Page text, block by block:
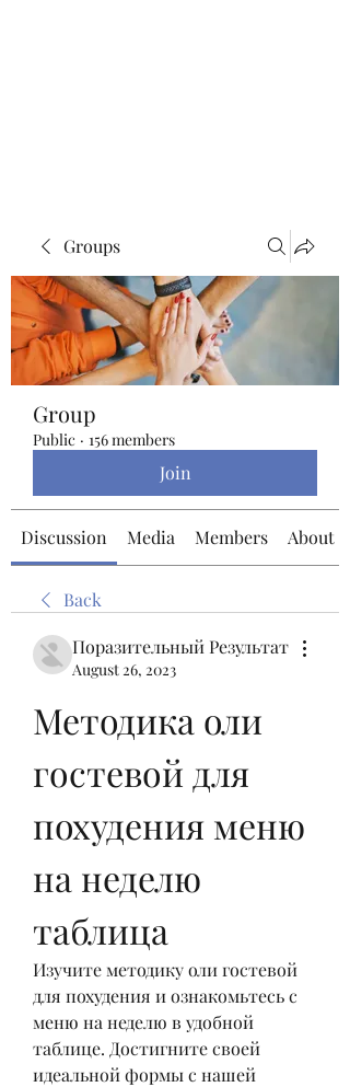
Groups
Group
Public · 156 members
Join
Discussion Media Members About
Back
Поразительный Результат
August 26, 2023
Методика оли
гостевой для
похудения меню
на неделю
таблица
Изучите методику оли гостевой
для похудения и ознакомьтесь с
меню на неделю в удобной
таблице. Достигните своей
идеальной формы с нашей